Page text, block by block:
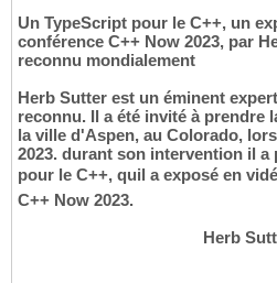
Un TypeScript pour le C++, un
conférence C++ Now 2023, par
reconnu mondialement
Herb Sutter est un éminent
reconnu. Il a été invité à prendre
la ville d'Aspen, au Colorado,
2023. durant son intervention il a
pour le C++, quil a exposé en
C++ Now 2023.
Herb